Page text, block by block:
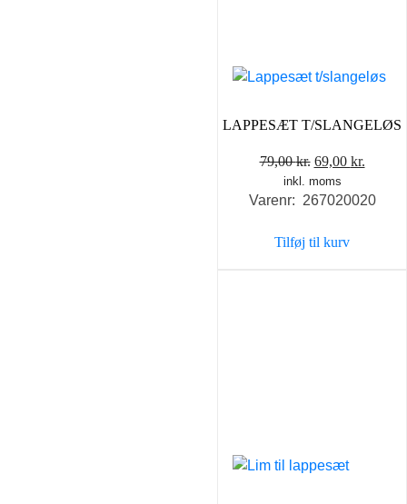
LAPPESÆT T/SLANGELØS
79,00kr. Den
oprindelige
pris
79,00 kr..
69,00 kr.
pris
inkl. moms
Varenr: 267020020
Tilføj til kurv